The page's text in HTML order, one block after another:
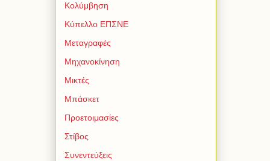
Κολύμβηση
Κύπελλο ΕΠΣΝΕ
Μεταγραφές
Μηχανοκίνηση
Μικτές
Μπάσκετ
Προετοιμασίες
Στίβος
Συνεντεύξεις